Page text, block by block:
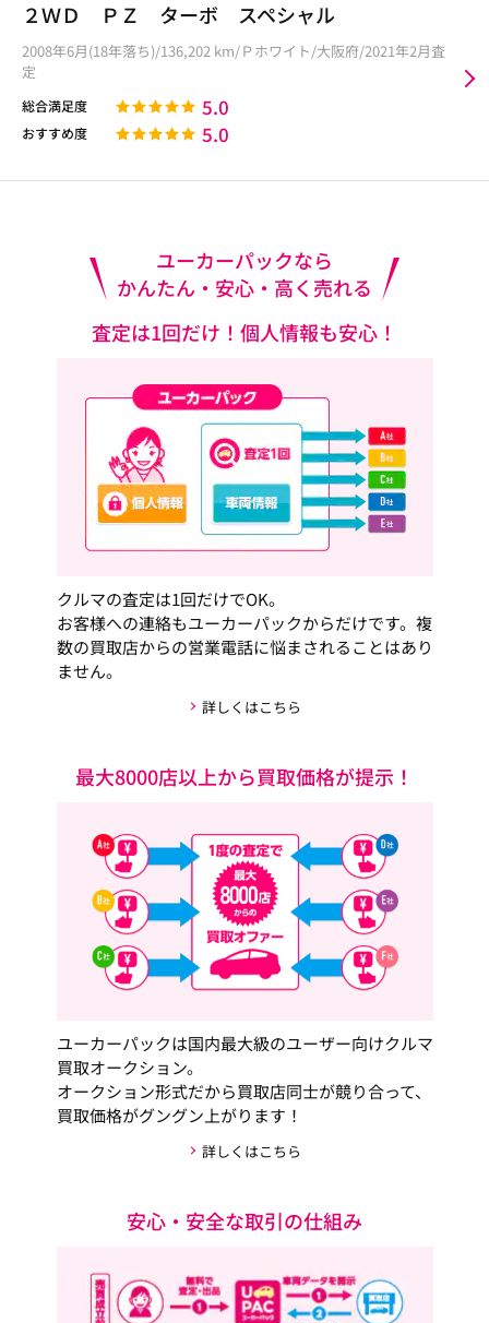
２ＷＤ ＰＺ ターボ スペシャル
2008年6月(18年落ち)/136,202 km/Ｐホワイト/大阪府/2021年2月査
定
総合満足度 5.0
おすすめ度 5.0
ユーカーパックなら
かんたん・安心・高く売れる
査定は1回だけ！個人情報も安心！
クルマの査定は1回だけでOK。
お客様への連絡もユーカーパックからだけです。複
数の買取店からの営業電話に悩まされることはあり
ません。
詳しくはこちら
最大8000店以上から買取価格が提示！
ユーカーパックは国内最大級のユーザー向けクルマ
買取オークション。
オークション形式だから買取店同士が競り合って、
買取価格がグングン上がります！
詳しくはこちら
安心・安全な取引の仕組み